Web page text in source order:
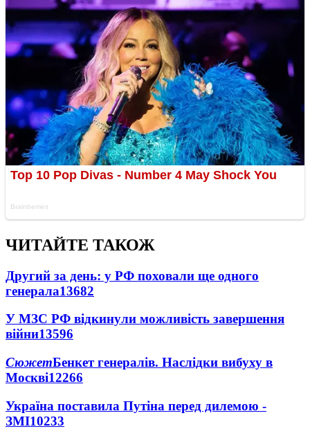
ЧИТАЙТЕ ТАКОЖ
Другий за день: у РФ поховали ще одного
генерала13682
У МЗС РФ відкинули можливість завершення
війни13596
СюжетБенкет генералів. Наслідки вибуху в
Москві12266
Україна поставила Путіна перед дилемою -
ЗМІ10233